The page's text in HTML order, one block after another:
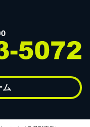
ム